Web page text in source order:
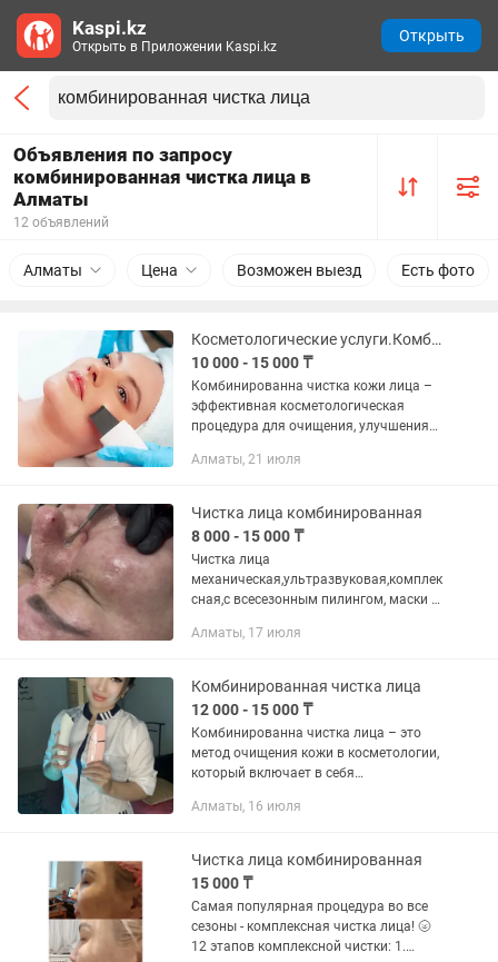
Объявления по запросу
комбинированная чистка лица в
Алматы
12 объявлений
Алматы Цена Возможен выезд Есть фото
Косметологические услуги.Комбинированная чистка лица
10 000 - 15 000 ₸
Комбинированна чистка кожи лица –
эффективная косметологическая
процедура для очищения, улучшения
покрова удаляются загрязнения,
нормализуется...
Алматы, 21 июля
Чистка лица комбинированная
8 000 - 15 000 ₸
Чистка лица
механическая,ультразвуковая,комплек
сная,с всесезонным пилингом, маски 3
теры,восстановление крем,спф50
Алматы, 17 июля
Комбинированная чистка лица
12 000 - 15 000 ₸
Комбинированна чистка лица – это
метод очищения кожи в косметологии,
который включает в себя
Если вы хотите устранить глубокие
Алматы, 16 июля
Чистка лица комбинированная
15 000 ₸
Самая популярная процедура во все
сезоны - комплексная чистка лица! 🌝
12 этапов комплексной чистки: 1.
Kaspi.kz
Открыть в Приложении Kaspi.kz
Открыть